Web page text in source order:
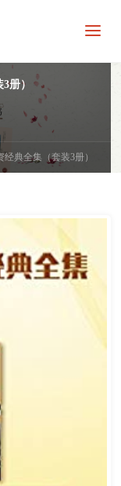
册）
典全集（套装3册）